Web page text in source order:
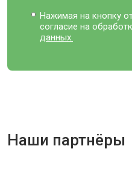
Нажимая на кнопку
согласие на
данных.
Наши партнёры